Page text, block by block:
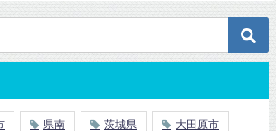
県南 茨城県 大田原市